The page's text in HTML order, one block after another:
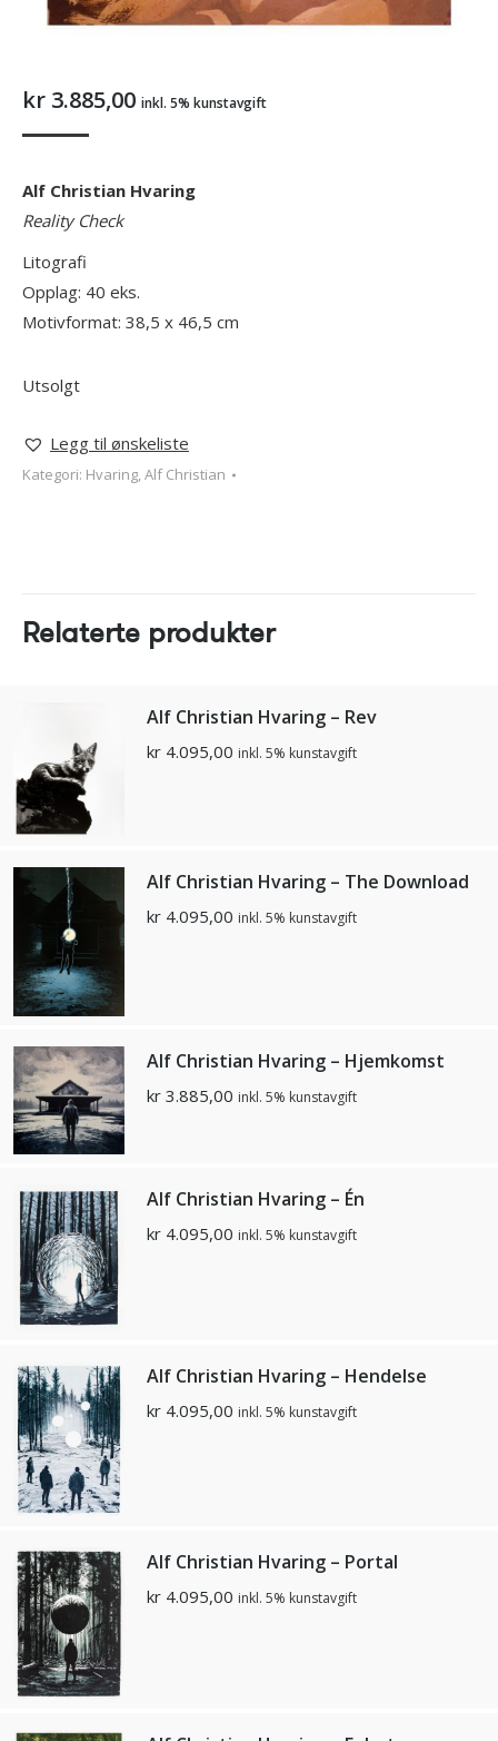
kr 3.885,00 inkl. 5% kunstavgift
Alf Christian Hvaring
Reality Check
Litografi
Opplag: 40 eks.
Motivformat: 38,5 x 46,5 cm
Utsolgt
Legg til ønskeliste
Kategori: Hvaring, Alf Christian
Relaterte produkter
Alf Christian Hvaring – Rev
kr 4.095,00 inkl. 5% kunstavgift
Alf Christian Hvaring – The Download
kr 4.095,00 inkl. 5% kunstavgift
Alf Christian Hvaring – Hjemkomst
kr 3.885,00 inkl. 5% kunstavgift
Alf Christian Hvaring – Én
kr 4.095,00 inkl. 5% kunstavgift
Alf Christian Hvaring – Hendelse
kr 4.095,00 inkl. 5% kunstavgift
Alf Christian Hvaring – Portal
kr 4.095,00 inkl. 5% kunstavgift